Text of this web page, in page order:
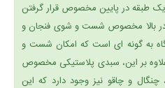
دارای یک طبقه در پایین مخصوص قرار گرفتن
بالا مخصوص شست و شوی فنجان و
به گونه ای است که امکان شست و
بر این، سبدی پلاستیکی مخصوص
و چاقو نیز وجود دارد که این